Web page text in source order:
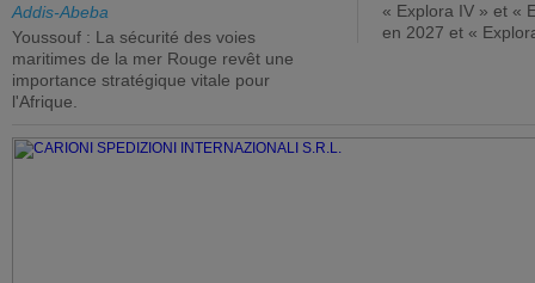
Addis-Abeba
Youssouf : La sécurité des voies
maritimes de la mer Rouge revêt une
importance stratégique vitale pour
l'Afrique.
« Explora IV » et «
en 2027 et «